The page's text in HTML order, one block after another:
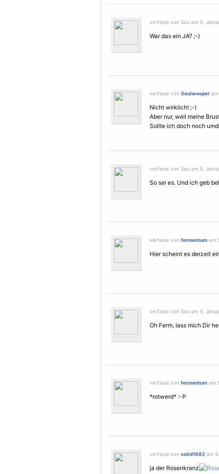
verfasst von Sou am 5.
War das ein JA? ;-)
verfasst von Soulweeper
Nicht wirklich! ;-)
Aber nur, weil meine
Sollte ich doch noch
verfasst von Sou am 5.
So sei es. Und ich geb
verfasst von fermentum am
Hier scheint es derzeit
verfasst von Sou am 5.
Oh Ferm, lass mich Dir
verfasst von fermentum am
*rotwerd* :-P
verfasst von solid1682 am
ja der Rosenkranz